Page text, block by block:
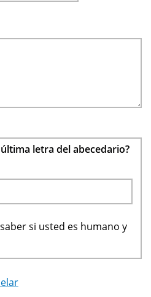
letra del abecedario?
si usted es humano y